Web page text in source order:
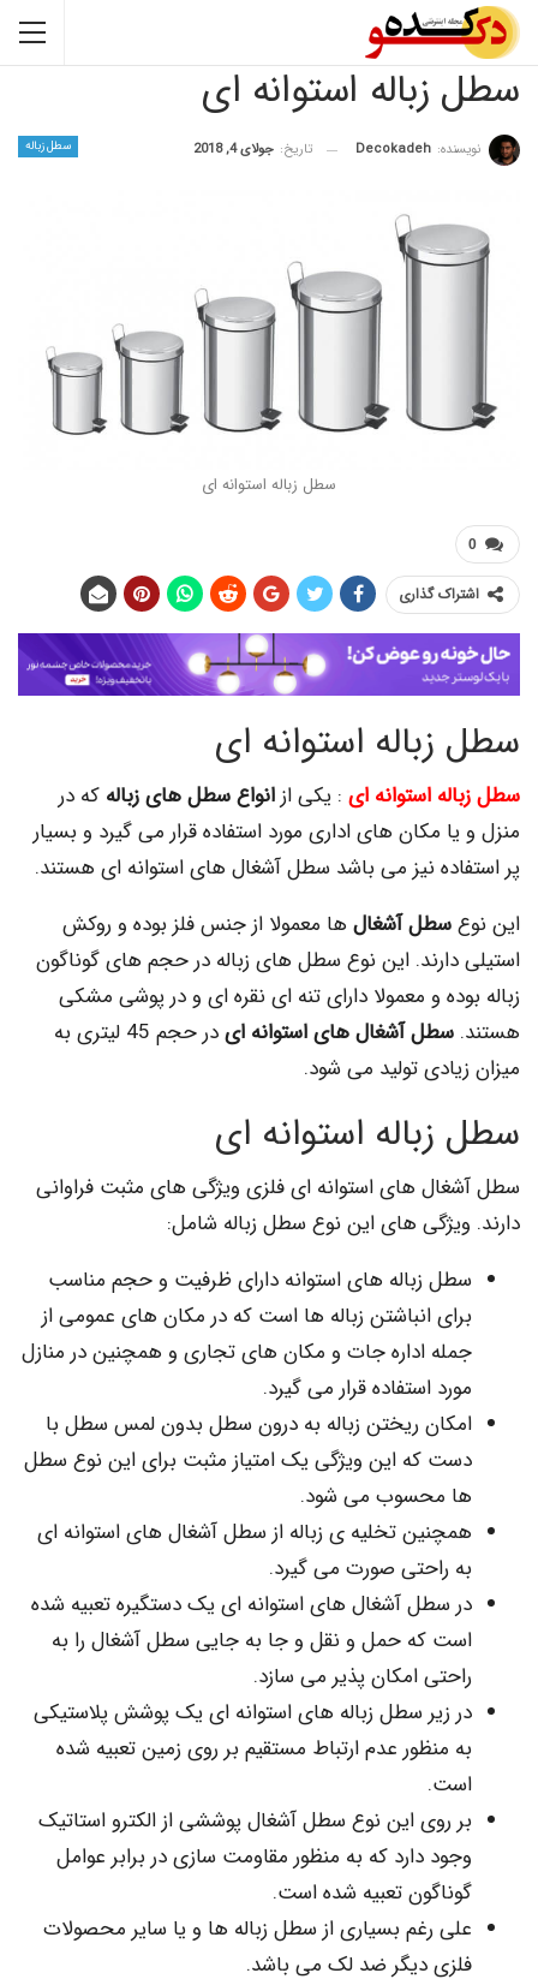
استوانه ای
Decokadeh تاریخ: جولای 4, 2018
سطل زباله استوانه ای
گذاری
استوانه ای
استوانه ای: یکی ازانواع سطل های زبالهکه در
مکان های اداری مورد استفاده قرار می گیرد و بسیار
نیز می باشد سطل آشغال های استوانه ای هستند.
سطل آشغالها معمولا از جنس فلز بوده و روکش
این نوع سطل های زباله در حجم های گوناگون
و معمولا دارای تنه ای نقره ای و در پوشی مشکی
سطل آشغال های استوانه ای
در حجم 45 لیتری به
تولید می شود.
استوانه ای
های استوانه ای فلزی ویژگی های مثبت فراوانی
های این نوع سطل زباله شامل:
زباله های استوانه دارای ظرفیت و حجم مناسب
انباشتن زباله ها است که در مکان های عمومی از
اداره جات و مکان های تجاری و همچنین در منازل
استفاده قرار می گیرد.
ریختن زباله به درون سطل بدون لمس سطل با
که این ویژگی یک امتیاز مثبت برای این نوع سطل
محسوب می شود.
تخلیه ی زباله از سطل آشغال های استوانه ای
راحتی صورت می گیرد.
سطل آشغال های استوانه ای یک دستگیره تعبیه شده
که حمل و نقل و جا به جایی سطل آشغال را به
امکان پذیر می سازد.
زیر سطل زباله های استوانه ای یک پوشش پلاستیکی
منظور عدم ارتباط مستقیم بر روی زمین تعبیه شده
روی این نوع سطل آشغال پوششی از الکترو استاتیک
دارد که به منظور مقاومت سازی در برابر عوامل
تعبیه شده است.
رغم بسیاری از سطل زباله ها و یا سایر محصولات
دیگر ضد لک می باشد.